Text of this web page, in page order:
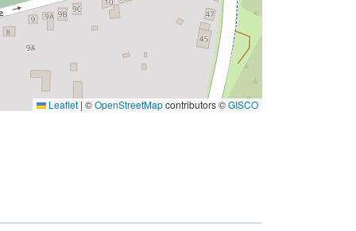
Leaflet | ©OpenStreetMapcontributors ©GISCO